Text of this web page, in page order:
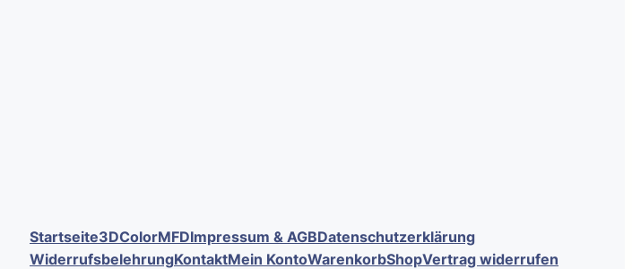
Startseite3DColorMFDImpressum & AGBDatenschutzerklärung
WiderrufsbelehrungKontaktMein KontoWarenkorbShopVertrag widerrufen